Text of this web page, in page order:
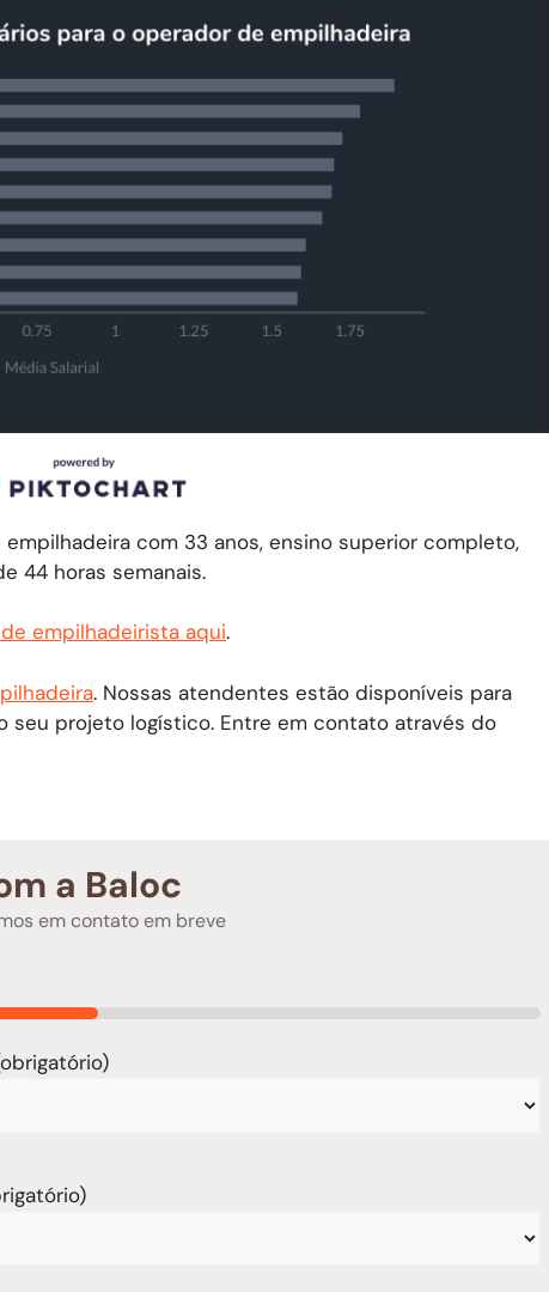
com 33 anos, ensino superior completo,
44 horas semanais.
empilhadeirista aqui.
. Nossas atendentes estão disponíveis para
seu projeto logístico. Entre em contato através do
a Baloc
em contato em breve